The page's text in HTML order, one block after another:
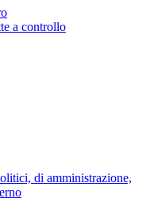
a controllo
di amministrazione,